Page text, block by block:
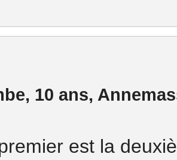
10 ans,
est la